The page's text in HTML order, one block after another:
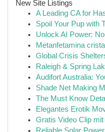
New Site Listings
A Leading CA for
Spoil Your Pup with
Unlock AI Power:
Metanfetamina
Global Crisis
Raleigh & Spring
Audifort Australia:
Shade Net Making
The Must Know
Elegantes Erotik
Gratis Video Clip